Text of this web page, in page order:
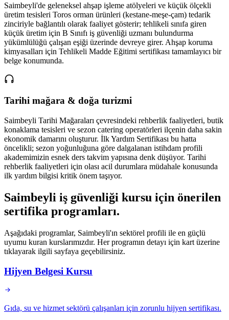
Saimbeyli'de geleneksel ahşap işleme atölyeleri ve küçük ölçekli
üretim tesisleri Toros orman ürünleri (kestane-meşe-çam) tedarik
zinciriyle bağlantılı olarak faaliyet gösterir; tehlikeli sınıfa giren
küçük üretim için B Sınıfı iş güvenliği uzmanı bulundurma
yükümlülüğü çalışan eşiği üzerinde devreye girer. Ahşap koruma
kimyasalları için Tehlikeli Madde Eğitimi sertifikası tamamlayıcı bir
belge konumunda.
Tarihi mağara & doğa turizmi
Saimbeyli Tarihi Mağaraları çevresindeki rehberlik faaliyetleri, butik
konaklama tesisleri ve sezon catering operatörleri ilçenin daha sakin
ekonomik damarını oluşturur. İlk Yardım Sertifikası bu hatta
öncelikli; sezon yoğunluğuna göre dalgalanan istihdam profili
akademimizin esnek ders takvim yapısına denk düşüyor. Tarihi
rehberlik faaliyetleri için olası acil durumlara müdahale konusunda
ilk yardım bilgisi kritik önem taşıyor.
Saimbeyli iş güvenliği kursu için önerilen
sertifika programları.
Aşağıdaki programlar, Saimbeyli'ın sektörel profili ile en güçlü
uyumu kuran kurslarımızdır. Her programın detayı için kart üzerine
tıklayarak ilgili sayfaya geçebilirsiniz.
Hijyen Belgesi Kursu
Gıda, su ve hizmet sektörü çalışanları için zorunlu hijyen sertifikası.